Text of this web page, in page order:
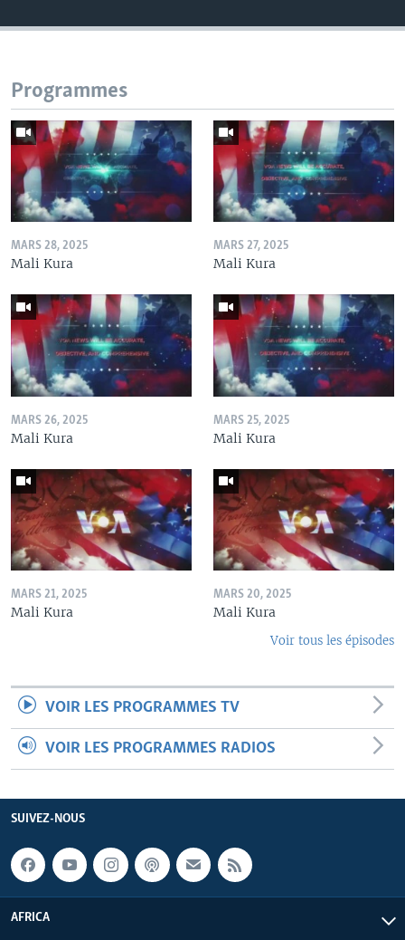
Programmes
MARS 28, 2025
Mali Kura
MARS 27, 2025
Mali Kura
MARS 26, 2025
Mali Kura
MARS 25, 2025
Mali Kura
MARS 21, 2025
Mali Kura
MARS 20, 2025
Mali Kura
Voir tous les épisodes
VOIR LES PROGRAMMES TV
VOIR LES PROGRAMMES RADIOS
SUIVEZ-NOUS
AFRICA